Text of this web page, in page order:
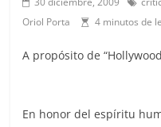
Oriol Porta 4 minutos de
A propósito de
En honor del espíritu